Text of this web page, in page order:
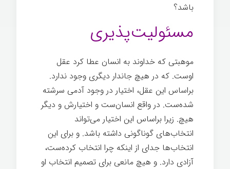
باشد؟
مسئولیت‌پذیری
موهبتی که خداوند به انسان عطا کرد عقل
اوست. که در هیچ جاندار دیگری وجود ندارد.
براساس این عقل، اختیار در وجود آدمی سرشته
شده‌ست. در واقع انسان‌ست و اختیارش و دیگر
هیچ. زیرا براساس این اختیار می‌تواند
انتخاب‌های گوناگونی داشته باشد. و برای این
انتخاب‌ها جدای از اینکه چرا انتخاب کرده‌ست،
آزادی دارد. و هیچ مانعی برای تصمیم انتخاب او